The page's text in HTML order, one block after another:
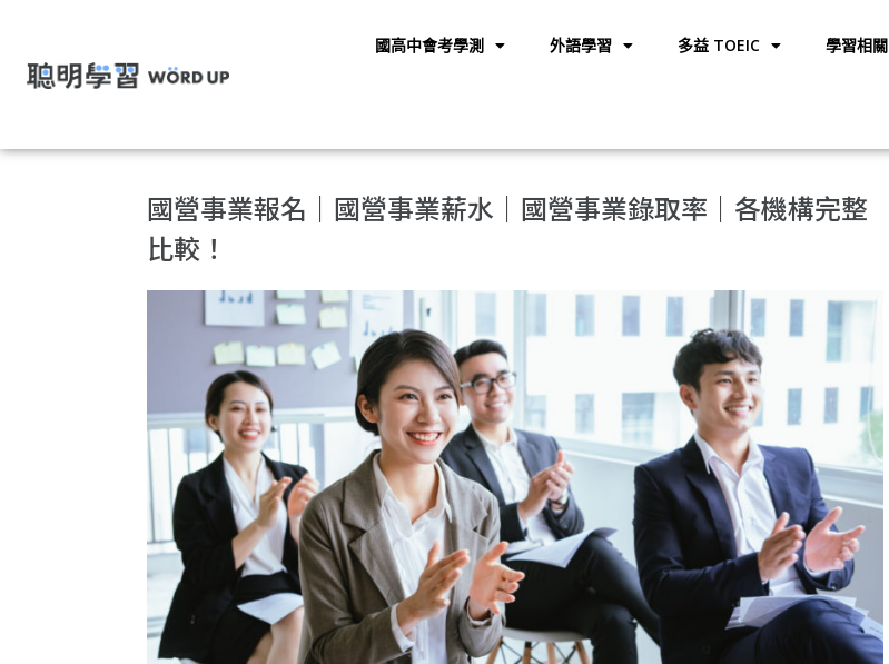
國高中會考學測 外語學習 多益 TOEIC 學習相關
國營事業報名｜國營事業薪水｜國營事業錄取率｜各機構完整
比較！